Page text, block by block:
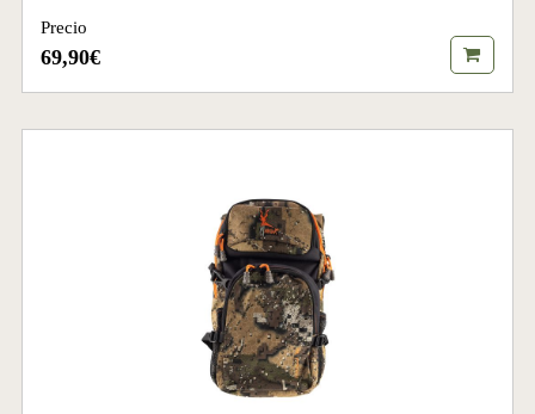
Precio
69,90€